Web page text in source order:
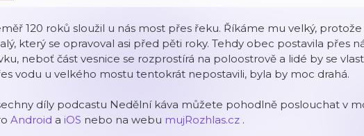
120 roků sloužil u nás most přes řeku. Říkáme mu velký,
který se opravoval asi před pěti roky. Tehdy obec postavila přes
neboť část vesnice se rozprostírá na poloostrově a lidé by se
vodu u velkého mostu tentokrát nepostavili, byla by moc drahá.
díly podcastu Nedělní káva můžete pohodlně poslouchat v
Android a iOS nebo na webu mujRozhlas.cz .